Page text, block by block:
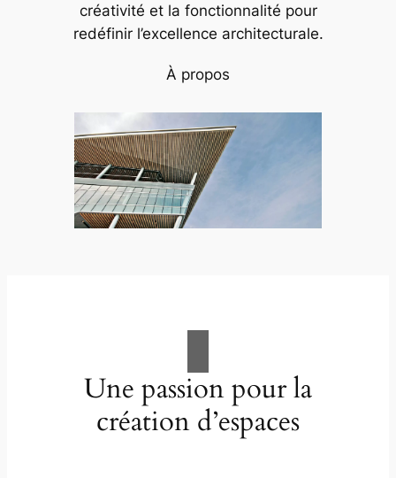
créativité et la fonctionnalité pour
redéfinir l’excellence architecturale.
À propos
Une passion pour la
création d’espaces